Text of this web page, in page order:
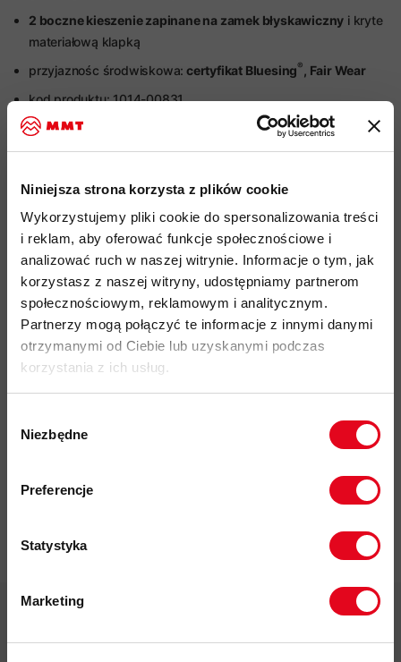
Niniejsza strona korzysta z plików cookie
Wykorzystujemy pliki cookie do spersonalizowania treści
i reklam, aby oferować funkcje społecznościowe i
analizować ruch w naszej witrynie. Informacje o tym, jak
korzystasz z naszej witryny, udostępniamy partnerom
społecznościowym, reklamowym i analitycznym.
Partnerzy mogą połączyć te informacje z innymi danymi
otrzymanymi od Ciebie lub uzyskanymi podczas
korzystania z ich usług.
zgody
Niezbędne
Preferencje
Statystyka
Marketing
2 boczne kieszenie zapinane na zamek błyskawiczny i kryte
materiałową klapką
przyjaznośc środwiskowa: certyfikat Bluesing® , Fair Wear
kod produktu: 1014-00831
Więcej o produkcie
Specyfikacja
Do tego produktu rekomendujemy
zgodnie z Polityką prywatności.